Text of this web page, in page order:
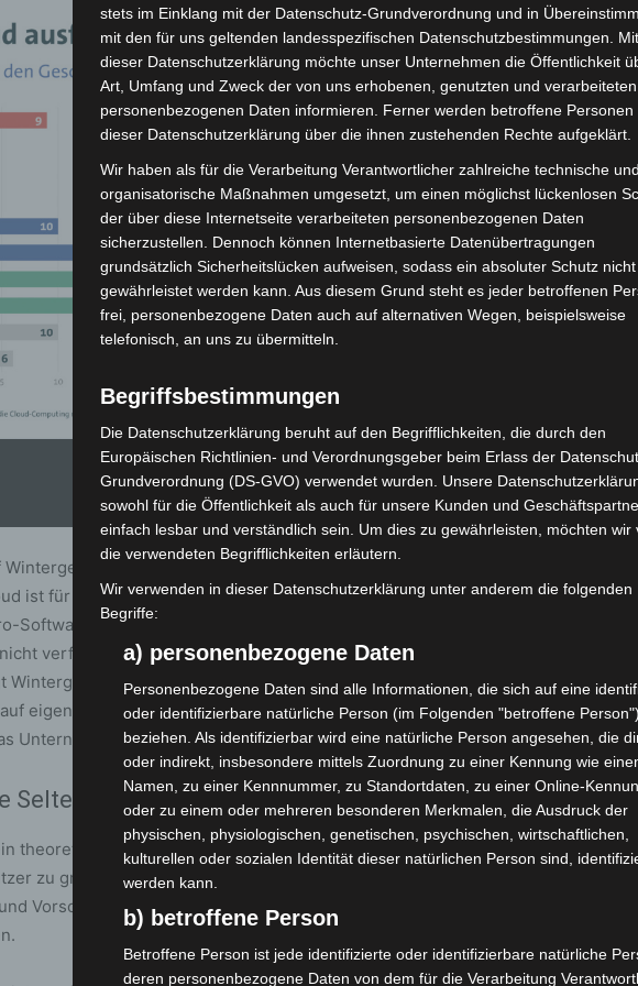
Umfrage: Wenn die Cloud ausfällt. - Quelle: Bitkome.V.
betont die zentrale Rolle der Cloud für moderne Betriebe:
ist für Unternehmen so wichtig wie stabile Stromversorgung und
Software, Kommunikation, Datenbanken oder auch KI-Lösungen sind
verfügbar, dabei sind sie unverzichtbar für den Geschäftsbetrieb
Wintergerst. „Gleichzeitig ist die Nutzung von Cloud-Diensten häufig
eigene Server zu setzen. Wichtig ist deshalb, die Cloud in ein
Unternehmen zu integrieren.“
Seltenheit
theoretisches Risiko. In den vergangenen zwölf Monaten kam es bei
zu gravierenden Ausfällen. Viele Unternehmen haben daraus
Vorsorgemaßnahmen etabliert, um Arbeitsunterbrechungen
stets im Einklang mit der Datenschutz-Grundverordnung und in
mit den für uns geltenden landesspezifischen Datenschutzbestimmungen.
dieser Datenschutzerklärung möchte unser Unternehmen die Öffentlichkeit
Art, Umfang und Zweck der von uns erhobenen, genutzten und verarbeiteten
personenbezogenen Daten informieren. Ferner werden betroffene Personen
dieser Datenschutzerklärung über die ihnen zustehenden Rechte aufgeklärt.
Wir haben als für die Verarbeitung Verantwortlicher zahlreiche technische und
organisatorische Maßnahmen umgesetzt, um einen möglichst lückenlosen
der über diese Internetseite verarbeiteten personenbezogenen Daten
sicherzustellen. Dennoch können Internetbasierte Datenübertragungen
grundsätzlich Sicherheitslücken aufweisen, sodass ein absoluter Schutz nicht
gewährleistet werden kann. Aus diesem Grund steht es jeder betroffenen
frei, personenbezogene Daten auch auf alternativen Wegen, beispielsweise
telefonisch, an uns zu übermitteln.
Begriffsbestimmungen
Die Datenschutzerklärung beruht auf den Begrifflichkeiten, die durch den
Europäischen Richtlinien- und Verordnungsgeber beim Erlass der
Grundverordnung (DS-GVO) verwendet wurden. Unsere
sowohl für die Öffentlichkeit als auch für unsere Kunden und
einfach lesbar und verständlich sein. Um dies zu gewährleisten, möchten wir
die verwendeten Begrifflichkeiten erläutern.
Wir verwenden in dieser Datenschutzerklärung unter anderem die folgenden
Begriffe:
a) personenbezogene Daten
Personenbezogene Daten sind alle Informationen, die sich auf eine
oder identifizierbare natürliche Person (im Folgenden "betroffene Person")
beziehen. Als identifizierbar wird eine natürliche Person angesehen, die
oder indirekt, insbesondere mittels Zuordnung zu einer Kennung wie
Namen, zu einer Kennnummer, zu Standortdaten, zu einer Online-
oder zu einem oder mehreren besonderen Merkmalen, die Ausdruck der
physischen, physiologischen, genetischen, psychischen, wirtschaftlichen,
kulturellen oder sozialen Identität dieser natürlichen Person sind,
werden kann.
b) betroffene Person
Betroffene Person ist jede identifizierte oder identifizierbare natürliche
deren personenbezogene Daten von dem für die Verarbeitung